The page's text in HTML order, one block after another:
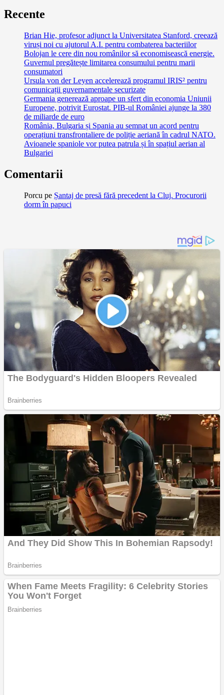
Recente
Brian Hie, profesor adjunct la Universitatea Stanford, creează
viruși noi cu ajutorul A.I. pentru combaterea bacteriilor
Bolojan le cere din nou românilor să economisească energie.
Guvernul pregătește limitarea consumului pentru marii
consumatori
Ursula von der Leyen accelerează programul IRIS² pentru
comunicații guvernamentale securizate
Germania generează aproape un sfert din economia Uniunii
Europene, potrivit Eurostat. PIB-ul României ajunge la 380
de miliarde de euro
România, Bulgaria și Spania au semnat un acord pentru
operațiuni transfrontaliere de poliție aeriană în cadrul NATO.
Avioanele spaniole vor putea patrula și în spațiul aerian al
Bulgariei
Comentarii
Porcu pe Șantaj de presă fără precedent la Cluj. Procurorii
dorm în papuci